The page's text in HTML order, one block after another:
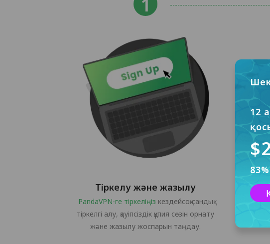
Тіркелу және жазылу
PandaVPN-ге тіркеліңіз кездейсоқ сандық
тіркелгі алу, қауіпсіздік құпия сөзін орнату
және жазылу жоспарын таңдау.
12